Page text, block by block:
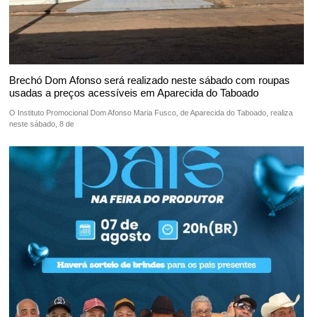
Brechó Dom Afonso será realizado neste sábado com roupas
usadas a preços acessíveis em Aparecida do Taboado
O Instituto Promocional Dom Afonso Maria Fusco, de Aparecida do Taboado, realiza
neste sábado, 8 de